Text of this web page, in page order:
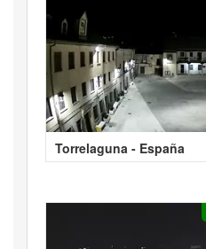
Torrelaguna - España